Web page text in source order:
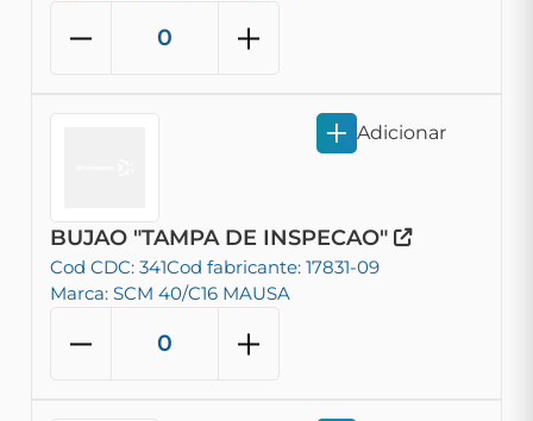
BUJAO "TAMPA DE INSPECAO"
Cod CDC: 341Cod fabricante: 17831-09
Marca: SCM 40/C16 MAUSA
Adicionar